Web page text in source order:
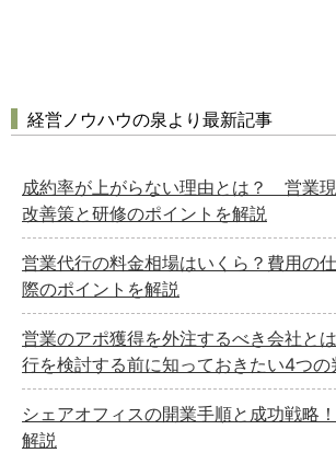
経営ノウハウの泉より最新記事
成約率が上がらない理由とは？ 営業
改善策と研修のポイントを解説
営業代行の料金相場はいくら？費用の
際のポイントを解説
営業のアポ獲得を外注するべき会社と
行を検討する前に知っておきたい4つの
シェアオフィスの開業手順と成功戦略
解説